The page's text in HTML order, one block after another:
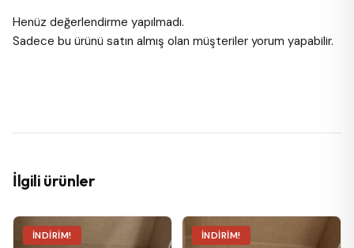
Henüz değerlendirme yapılmadı.
Sadece bu ürünü satın almış olan müşteriler yorum yapabilir.
İlgili ürünler
İNDIRIM! İNDIRIM!